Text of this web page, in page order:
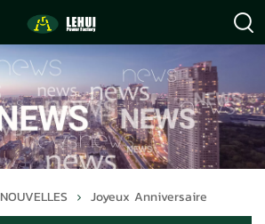
info@lehuipowerfactory.com
NOUVELLES Joyeux Anniversaire